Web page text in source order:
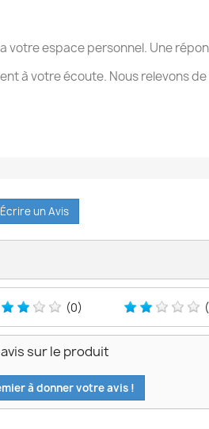
espace personnel. Une
à votre écoute. Nous relevons
Écrire un Avis
(0)
sur le produit
à donner votre avis !